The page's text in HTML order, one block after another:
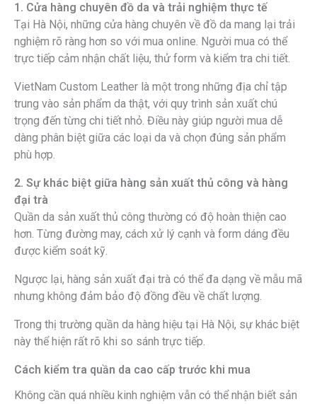
1. Cửa hàng chuyên đồ da và trải nghiệm thực tế
Tại Hà Nội, những cửa hàng chuyên về đồ da mang lại trải
nghiệm rõ ràng hơn so với mua online. Người mua có thể
trực tiếp cảm nhận chất liệu, thử form và kiểm tra chi tiết.
VietNam Custom Leather là một trong những địa chỉ tập
trung vào sản phẩm da thật, với quy trình sản xuất chú
trọng đến từng chi tiết nhỏ. Điều này giúp người mua dễ
dàng phân biệt giữa các loại da và chọn đúng sản phẩm
phù hợp.
2. Sự khác biệt giữa hàng sản xuất thủ công và hàng
đại trà
Quần da sản xuất thủ công thường có độ hoàn thiện cao
hơn. Từng đường may, cách xử lý cạnh và form dáng đều
được kiểm soát kỹ.
Ngược lại, hàng sản xuất đại trà có thể đa dạng về mẫu mã
nhưng không đảm bảo độ đồng đều về chất lượng.
Trong thị trường quần da hàng hiệu tại Hà Nội, sự khác biệt
này thể hiện rất rõ khi so sánh trực tiếp.
Cách kiểm tra quần da cao cấp trước khi mua
Không cần quá nhiều kinh nghiệm vẫn có thể nhận biết sản